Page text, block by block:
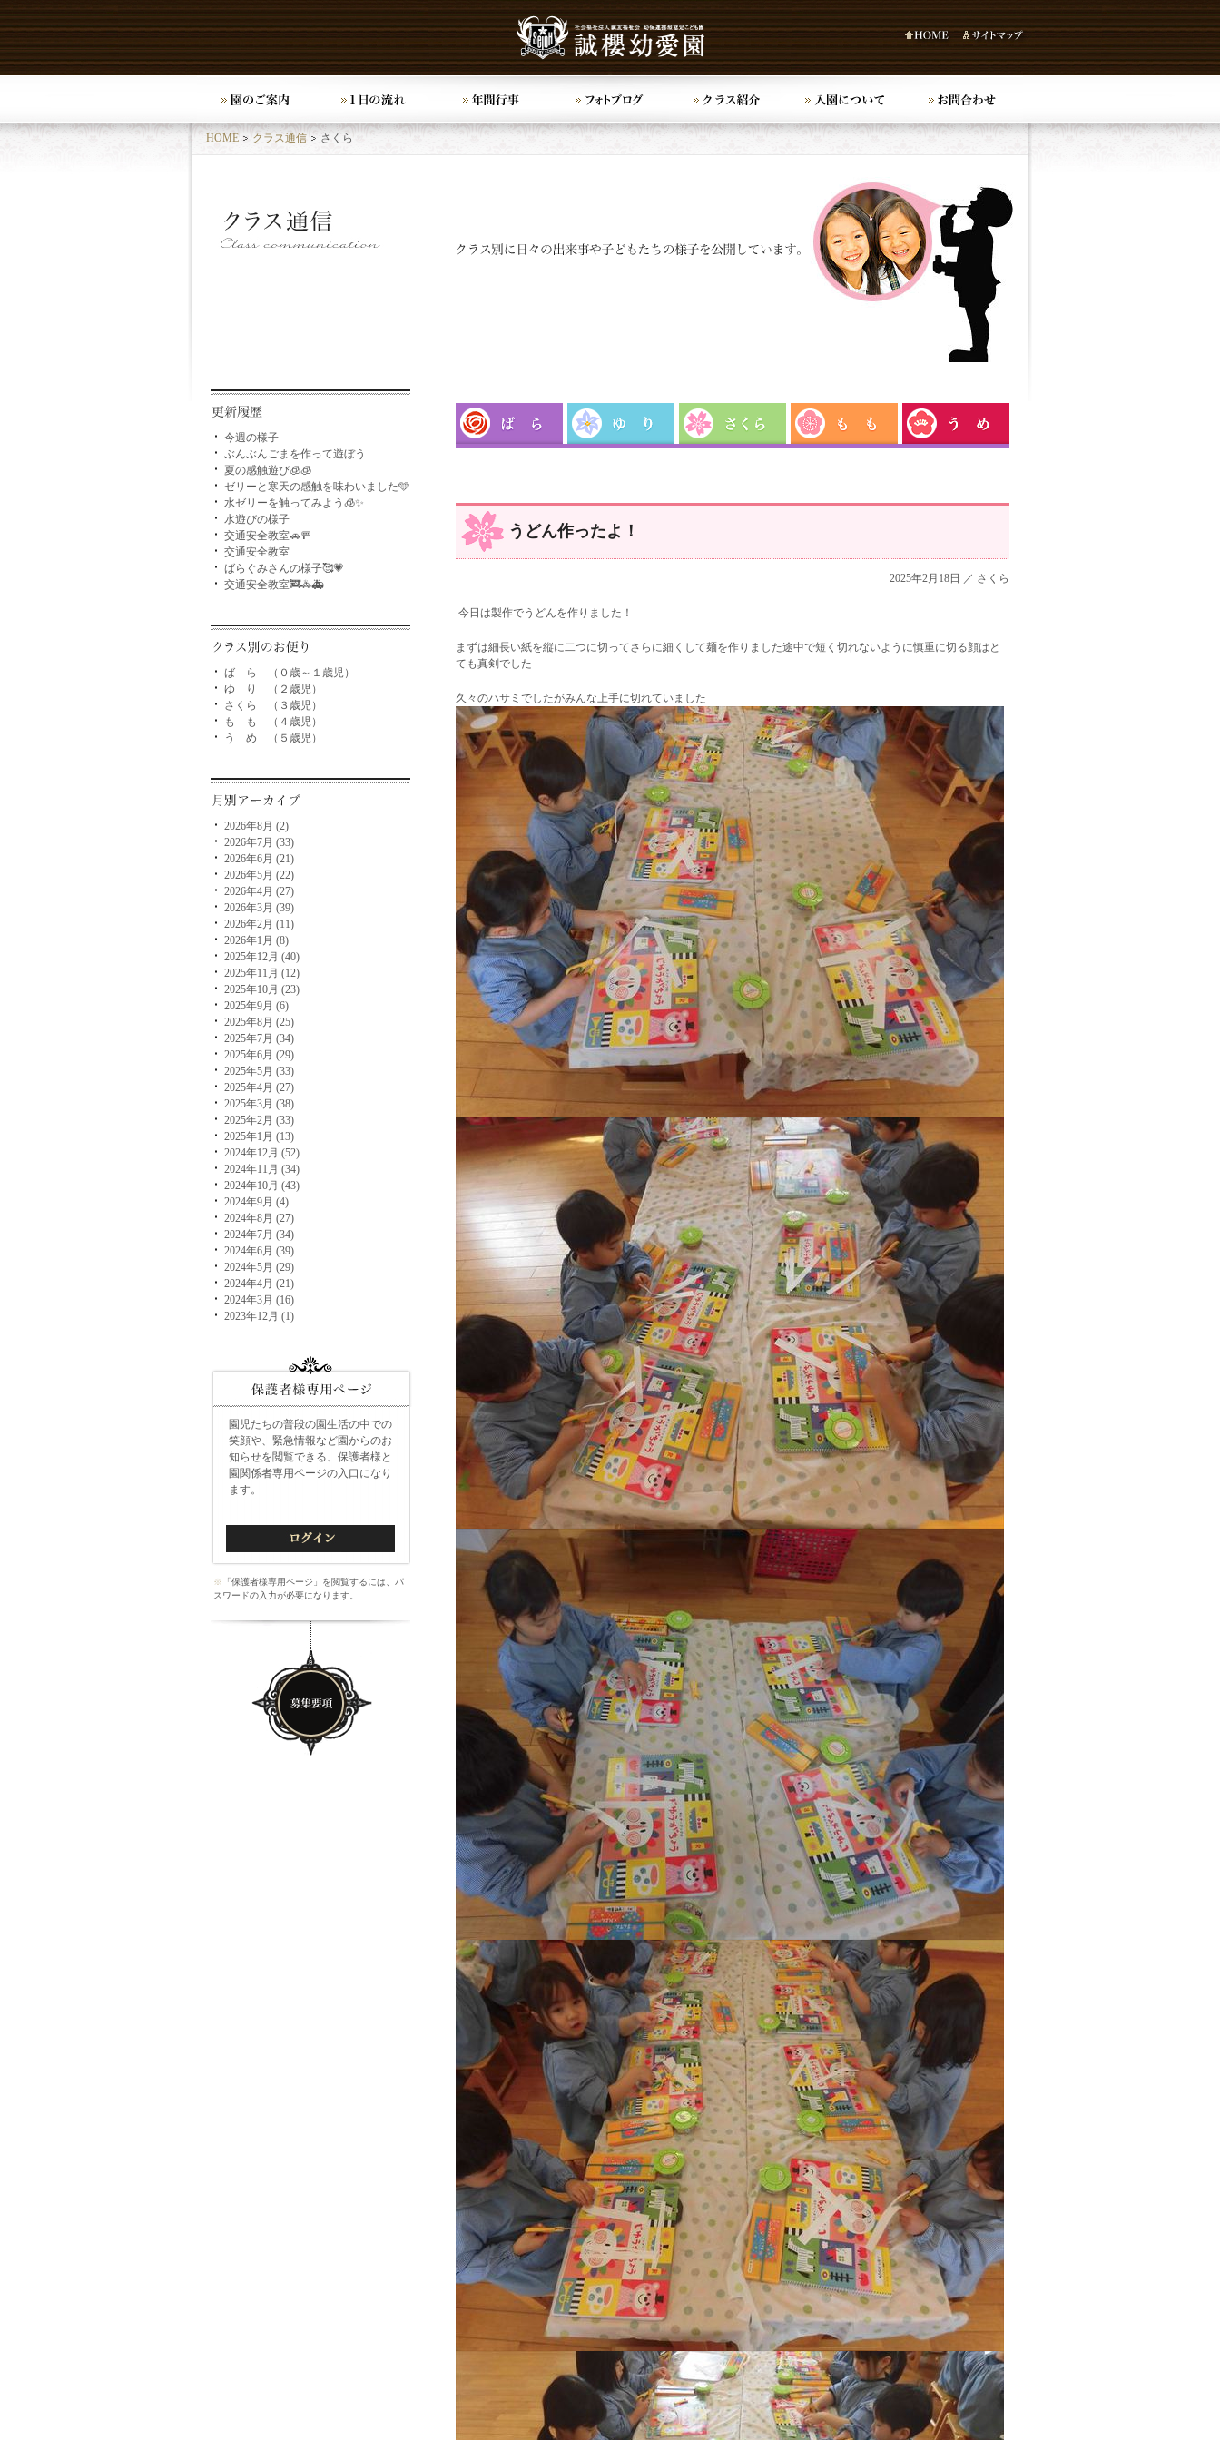
HOME クラス通信 さくら
今週の様子
ぶんぶんごまを作って遊ぼう
夏の感触遊び🧊🧊
ゼリーと寒天の感触を味わいました🩵
水ゼリーを触ってみよう🧊✨
水遊びの様子
交通安全教室🚗🚥
交通安全教室
ばらぐみさんの様子🥰💗
交通安全教室🚒🚓🚑
ば ら （０歳～１歳児）
ゆ り （２歳児）
さくら （３歳児）
も も （４歳児）
う め （５歳児）
2026年8月 (2)
2026年7月 (33)
2026年6月 (21)
2026年5月 (22)
2026年4月 (27)
2026年3月 (39)
2026年2月 (11)
2026年1月 (8)
2025年12月 (40)
2025年11月 (12)
2025年10月 (23)
2025年9月 (6)
2025年8月 (25)
2025年7月 (34)
2025年6月 (29)
2025年5月 (33)
2025年4月 (27)
2025年3月 (38)
2025年2月 (33)
2025年1月 (13)
2024年12月 (52)
2024年11月 (34)
2024年10月 (43)
2024年9月 (4)
2024年8月 (27)
2024年7月 (34)
2024年6月 (39)
2024年5月 (29)
2024年4月 (21)
2024年3月 (16)
2023年12月 (1)
園児たちの普段の園生活の中での
笑顔や、緊急情報など園からのお
知らせを閲覧できる、保護者様と
園関係者専用ページの入口になり
ます。
※ 「保護者様専用ページ」を閲覧するには、パ
スワードの入力が必要になります。
うどん作ったよ！
2025年2月18日 ／ さくら
今日は製作でうどんを作りました！
まずは細長い紙を縦に二つに切ってさらに細くして麺を作りました途中で短く切れないように慎重に切る顔はと
ても真剣でした
久々のハサミでしたがみんな上手に切れていました